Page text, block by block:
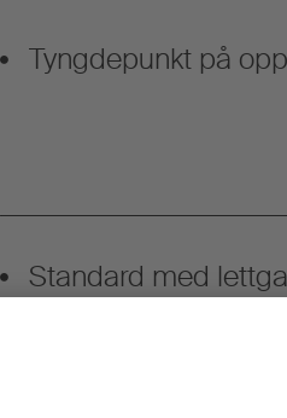
Tyngdepunkt på
Standard med